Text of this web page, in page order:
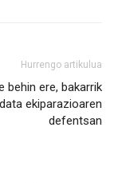
Hurrengo artikulua
behin ere, bakarrik
ekiparazioaren
defentsan